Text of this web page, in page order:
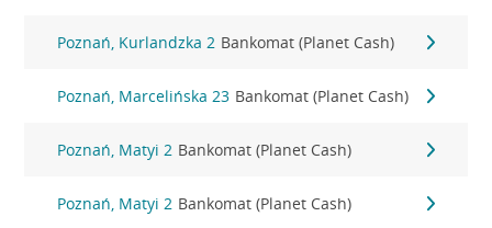
Poznań, Kurlandzka 2 Bankomat (Planet Cash)
Poznań, Marcelińska 23 Bankomat (Planet Cash)
Poznań, Matyi 2 Bankomat (Planet Cash)
Poznań, Matyi 2 Bankomat (Planet Cash)